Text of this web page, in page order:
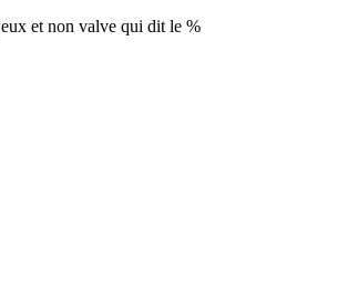
et non valve qui dit le %